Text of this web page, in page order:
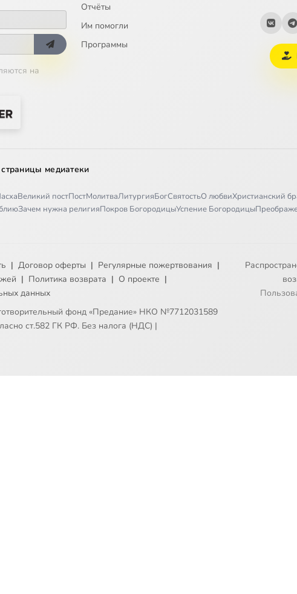
на
Отчёты
Им помогли
Программы
медиатеки
Великий постПостМолитваЛитургияБогСвятостьО любвиХристианский
Зачем нужна религияПокров БогородицыУспение Богородицы
| Договор оферты | Регулярные пожертвования |
| Политика возврата | О проекте |
данных
фонд «Предание» НКО №7712031589
ст.582 ГК РФ. Без налога (НДС) |